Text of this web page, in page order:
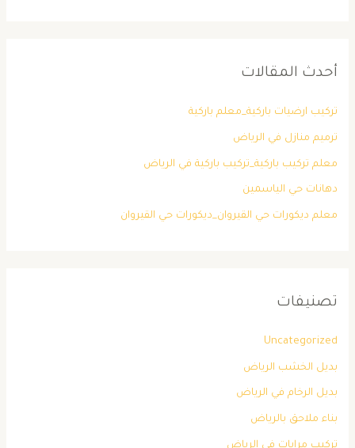
أحدث المقالات
تركيب ارضيات باركية_معلم باركية
ترميم منازل في الرياض
معلم تركيب باركية_تركيب باركية في الرياض
دهانات حي الياسمين
معلم ديكورات حي القيروان_ديكورات حي القيروان
تصنيفات
Uncategorized
بديل الخشب الرياض
بديل الرخام في الرياض
بناء ملاحق بالرياض
تركيب مرايات في الرياض